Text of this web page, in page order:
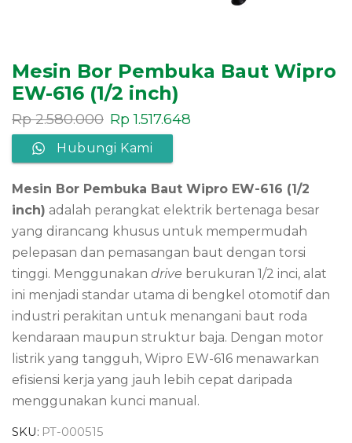
Mesin Bor Pembuka Baut Wipro
EW-616 (1/2 inch)
Rp2.580.000 Rp 1.517.648
Hubungi Kami
Mesin Bor Pembuka Baut Wipro EW-616 (1/2
inch) adalah perangkat elektrik bertenaga besar
yang dirancang khusus untuk mempermudah
pelepasan dan pemasangan baut dengan torsi
tinggi. Menggunakan drive berukuran 1/2 inci, alat
ini menjadi standar utama di bengkel otomotif dan
industri perakitan untuk menangani baut roda
kendaraan maupun struktur baja. Dengan motor
listrik yang tangguh, Wipro EW-616 menawarkan
efisiensi kerja yang jauh lebih cepat daripada
menggunakan kunci manual.
SKU: PT-000515